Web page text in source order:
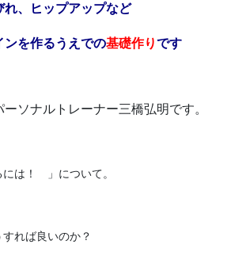
れ、ヒップアップなど
ンを作るうえでの基礎作りです
ーソナルトレーナー三橋弘明です。
は！ 」について。
れば良いのか？